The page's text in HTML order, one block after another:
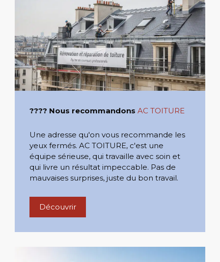
???? Nous recommandons AC TOITURE
Une adresse qu'on vous recommande les
yeux fermés. AC TOITURE, c'est une
équipe sérieuse, qui travaille avec soin et
qui livre un résultat impeccable. Pas de
mauvaises surprises, juste du bon travail.
Découvrir